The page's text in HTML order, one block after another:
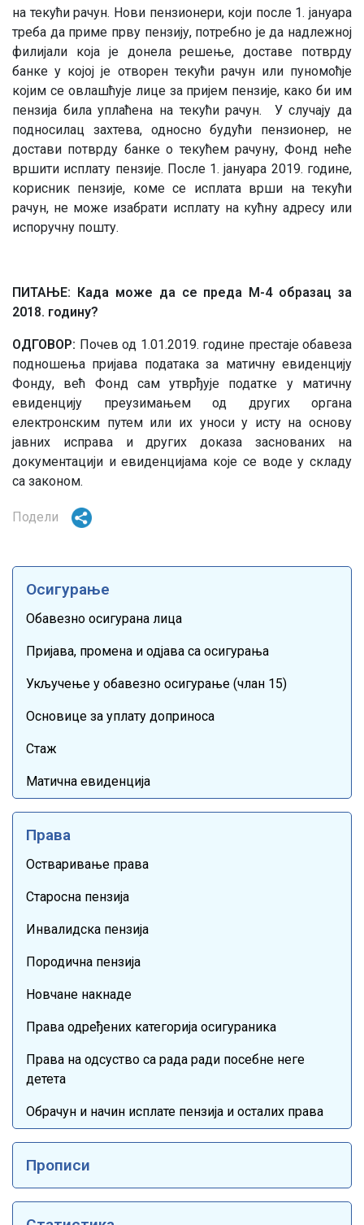
на текући рачун. Нови пензионери, који после 1. јануара
треба да приме прву пензију, потребно је да надлежној
филијали која је донела решење, доставе потврду
банке у којој је отворен текући рачун или пуномоћје
којим се овлашћује лице за пријем пензије, како би им
пензија била уплаћена на текући рачун. У случају да
подносилац захтева, односно будући пензионер, не
достави потврду банке о текућем рачуну, Фонд неће
вршити исплату пензије. После 1. јануара 2019. године,
корисник пензије, коме се исплата врши на текући
рачун, не може изабрати исплату на кућну адресу или
испоручну пошту.
ПИТАЊЕ: Када може да се преда М-4 образац за
2018. годину?
ОДГОВОР: Почев од 1.01.2019. године престаје обавеза
подношења пријава података за матичну евиденцију
Фонду, већ Фонд сам утврђује податке у матичну
евиденцију преузимањем од других органа
електронским путем или их уноси у исту на основу
јавних исправа и других доказа заснованих на
документацији и евиденцијама које се воде у складу
са законом.
Подели
Осигурање
Обавезно осигурана лица
Пријава, промена и одјава са осигурања
Укључење у обавезно осигурање (члан 15)
Основице за уплату доприноса
Стаж
Матична евиденција
Права
Остваривање права
Старосна пензија
Инвалидска пензија
Породична пензија
Новчане накнаде
Права одређених категорија осигураника
Права на одсуство са рада ради посебне неге
детета
Обрачун и начин исплате пензија и осталих права
Прописи